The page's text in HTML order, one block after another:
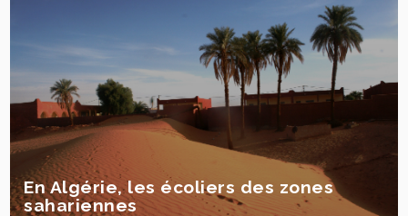
En Algérie, les écoliers des zones
sahariennes